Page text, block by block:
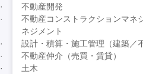
不動産開発
不動産コンストラクションマネ
ネジメント
設計・積算・施工管理（建築／
不動産仲介（売買・賃貸）
土木